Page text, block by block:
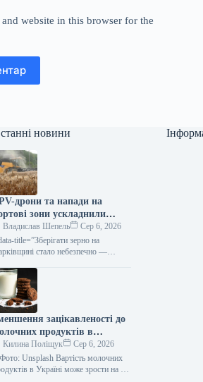
website in this browser for the
новини
дрони та напади на
зони ускладнили
сільгоспвиробників
області —
Владислав Шепель
Сер 6, 2026
title=”Зберігати зерно на
стало небезпечно —
kurkul.com/news/41851-
zerno-na-harkivschini-stalo-
Зберігати
на Харківщині стало
— аграрій 5 серпня…
зацікавленості до
продуктів в
восени ймовірне
вартості на 5-
– АВМ
Килина Поліщук
Сер 6, 2026
Unsplash Вартість молочних
в Україні може зрости на 5-